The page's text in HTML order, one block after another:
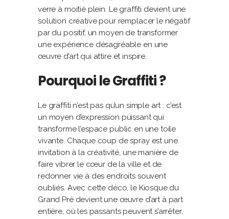
verre à moitié plein. Le graffiti devient une
solution créative pour remplacer le négatif
par du positif, un moyen de transformer
une expérience désagréable en une
œuvre d’art qui attire et inspire.
Pourquoi le Graffiti ?
Le graffiti n’est pas qu’un simple art : c’est
un moyen d’expression puissant qui
transforme l’espace public en une toile
vivante. Chaque coup de spray est une
invitation à la créativité, une manière de
faire vibrer le cœur de la ville et de
redonner vie à des endroits souvent
oubliés. Avec cette déco, le Kiosque du
Grand Pré devient une œuvre d’art à part
entière, où les passants peuvent s’arrêter,